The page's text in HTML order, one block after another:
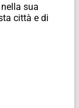
sua
città e di